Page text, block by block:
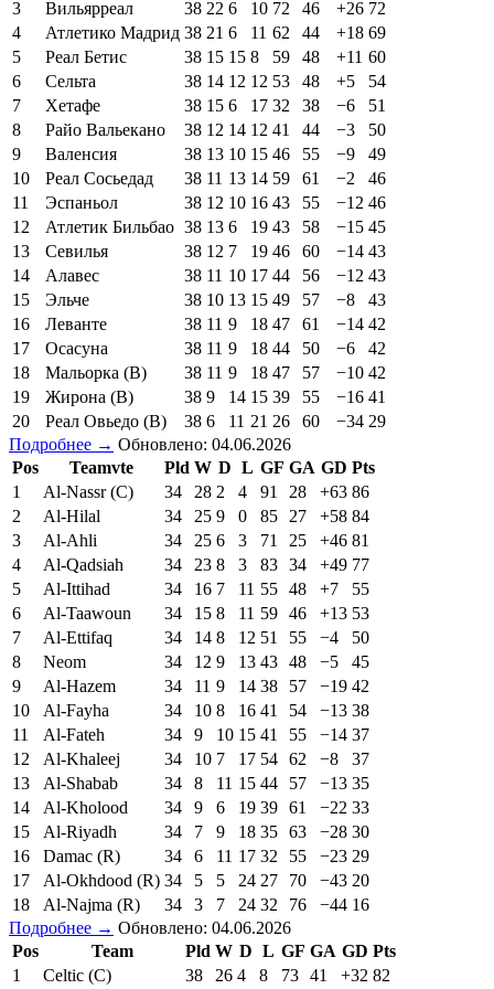
3 Вильярреал 38 22 6 10 72 46 +26 72
4
Атлетико Мадрид 38 21 6 11 62 44 +18 69
5
Реал Бетис 38 15 15 8 59 48 +11 60
6
Сельта 38 14 12 12 53 48 +5
54
7
Хетафе 38 15 6 17 32 38 −6
51
8
Райо Вальекано 38 12 14 12 41 44 −3
50
9
Валенсия 38 13 10 15 46 55 −9
49
10
Реал Сосьедад 38 11 13 14 59 61 −2
46
11
Эспаньол 38 12 10 16 43 55 −12 46
12
Атлетик Бильбао 38 13 6 19 43 58 −15 45
13
Севилья 38 12 7 19 46 60 −14 43
14
Алавес 38 11 10 17 44 56 −12 43
15
Эльче 38 10 13 15 49 57 −8
43
16
Леванте 38 11 9 18 47 61 −14 42
17
Осасуна 38 11 9 18 44 50 −6
42
18
Мальорка (В) 38 11 9 18 47 57 −10 42
19
Жирона (В) 38 9 14 15 39 55 −16 41
20
Реал Овьедо (В) 38 6 11 21 26 60 −34 29
Подробнее → Обновлено: 04.06.2026
Pos
Teamvte Pld W D L GF GA GD Pts
1
Al-Nassr (C) 34 28 2 4 91 28 +63 86
2
Al-Hilal 34 25 9 0 85 27 +58 84
3
Al-Ahli 34 25 6 3 71 25 +46 81
4
Al-Qadsiah 34 23 8 3 83 34 +49 77
5
Al-Ittihad 34 16 7 11 55 48 +7
55
6
Al-Taawoun 34 15 8 11 59 46 +13 53
7
Al-Ettifaq 34 14 8 12 51 55 −4
50
8
Neom 34 12 9 13 43 48 −5
45
9
Al-Hazem 34 11 9 14 38 57 −19 42
10
Al-Fayha 34 10 8 16 41 54 −13 38
11
Al-Fateh 34 9 10 15 41 55 −14 37
12
Al-Khaleej 34 10 7 17 54 62 −8
37
13
Al-Shabab 34 8 11 15 44 57 −13 35
14
Al-Kholood 34 9 6 19 39 61 −22 33
15
Al-Riyadh 34 7 9 18 35 63 −28 30
16
Damac (R) 34 6 11 17 32 55 −23 29
17
Al-Okhdood (R) 34 5 5 24 27 70 −43 20
18
Al-Najma (R) 34 3 7 24 32 76 −44 16
Подробнее → Обновлено: 04.06.2026
Pos
Team Pld W D L GF GA GD Pts
1
Celtic (C) 38 26 4 8 73 41 +32 82